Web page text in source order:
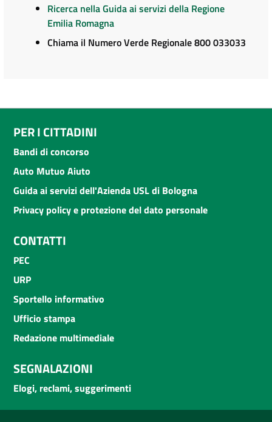
Ricerca nella Guida ai servizi della Regione
Emilia Romagna
Chiama il Numero Verde Regionale 800 033033
PER I CITTADINI
Bandi di concorso
Auto Mutuo Aiuto
Guida ai servizi dell'Azienda USL di Bologna
Privacy policy e protezione del dato personale
CONTATTI
PEC
URP
Sportello informativo
Ufficio stampa
Redazione multimediale
SEGNALAZIONI
Elogi, reclami, suggerimenti